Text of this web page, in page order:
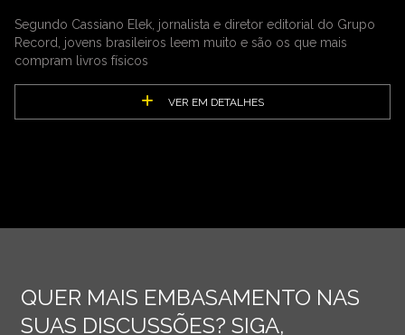
Segundo Cassiano Elek, jornalista e diretor editorial do Grupo
Record, jovens brasileiros leem muito e são os que mais
compram livros físicos
VER EM DETALHES
QUER MAIS EMBASAMENTO NAS
SUAS DISCUSSÕES? SIGA,